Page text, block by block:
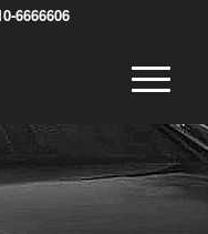
6666606